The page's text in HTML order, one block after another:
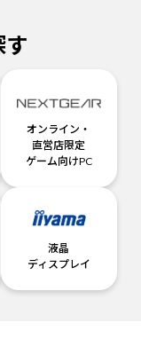
す
オンライン・
直営店限定
ゲーム向けPC
液晶
ディスプレイ